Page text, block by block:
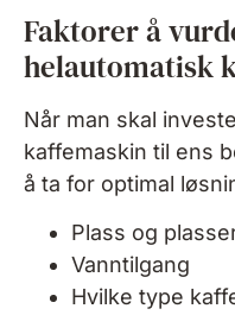
Faktorer å
helautomatisk
Når man skal
kaffemaskin til ens
å ta for optimal
Plass og
Vanntilgang
Hvilke type